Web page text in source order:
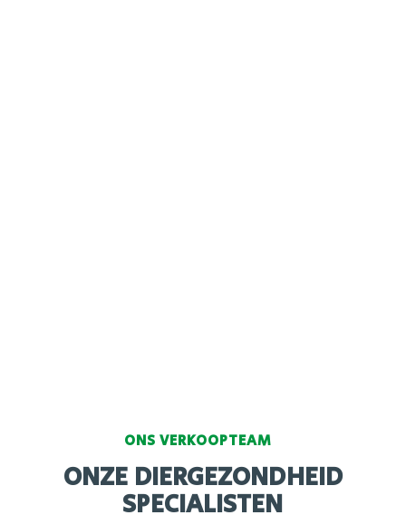
Meer informatie
ONS VERKOOPTEAM
ONZE DIERGEZONDHEID
SPECIALISTEN